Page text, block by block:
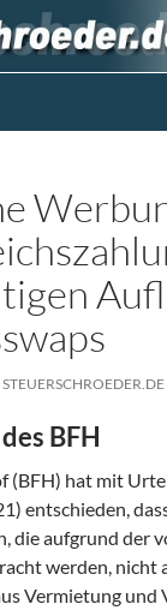
STEUERSCHROEDER.DE
BFH
(BFH) hat mit
entschieden,
die aufgrund der
werden, nicht
Vermietung und